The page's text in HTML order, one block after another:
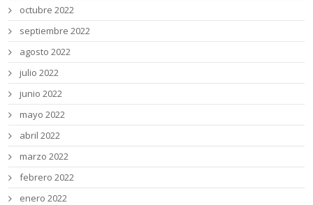
octubre 2022
septiembre 2022
agosto 2022
julio 2022
junio 2022
mayo 2022
abril 2022
marzo 2022
febrero 2022
enero 2022